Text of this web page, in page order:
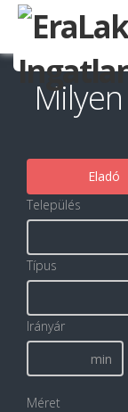
Milyen
Eladó
Település
Típus
Irányár
Méret